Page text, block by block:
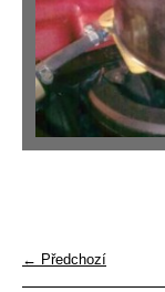
← Předchozí